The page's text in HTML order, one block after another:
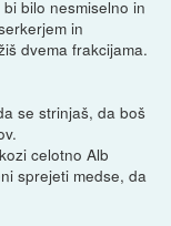
bilo nesmiselno in
in
dvema frakcijama.
se strinjaš, da boš
celotno Alb
sprejeti medse, da